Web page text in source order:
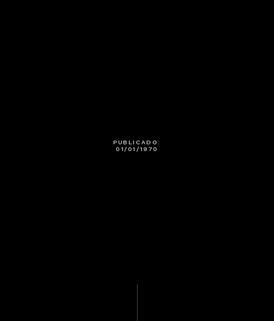
PUBLICADO:
01/01/1970